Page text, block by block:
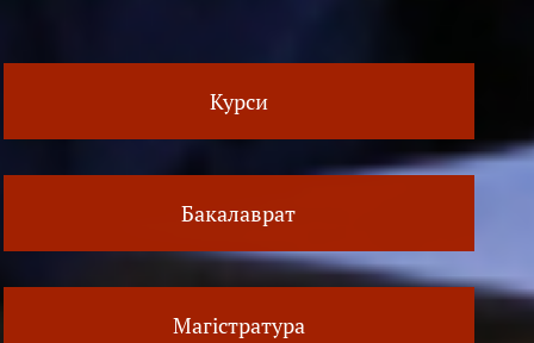
Курси
Бакалаврат
Магістратура